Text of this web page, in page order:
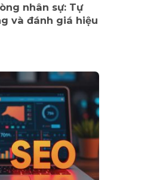
nhân sự: Tự
và đánh giá hiệu